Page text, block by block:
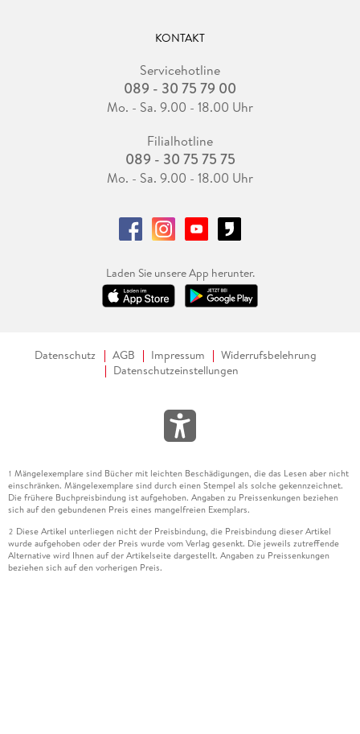
KONTAKT
Servicehotline
089 - 30 75 79 00
Mo. - Sa. 9.00 - 18.00 Uhr
Filialhotline
089 - 30 75 75 75
Mo. - Sa. 9.00 - 18.00 Uhr
Laden Sie unsere App herunter.
Datenschutz AGB Impressum
Widerrufsbelehrung
Datenschutzeinstellungen
1 Mängelexemplare sind Bücher mit leichten Beschädigungen, die das Lesen aber nicht
einschränken. Mängelexemplare sind durch einen Stempel als solche gekennzeichnet.
Die frühere Buchpreisbindung ist aufgehoben. Angaben zu Preissenkungen beziehen
sich auf den gebundenen Preis eines mangelfreien Exemplars.
2 Diese Artikel unterliegen nicht der Preisbindung, die Preisbindung dieser Artikel
wurde aufgehoben oder der Preis wurde vom Verlag gesenkt. Die jeweils zutreffende
Alternative wird Ihnen auf der Artikelseite dargestellt. Angaben zu Preissenkungen
beziehen sich auf den vorherigen Preis.